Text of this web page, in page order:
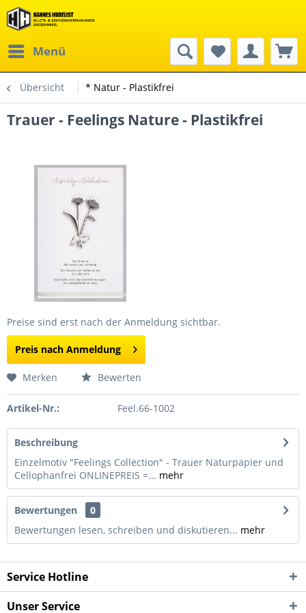
Menü
Übersicht * Natur - Plastikfrei
Trauer - Feelings Nature - Plastikfrei
Preise sind erst nach der Anmeldung sichtbar.
Preis nach Anmeldung
Merken Bewerten
Artikel-Nr.: Feel.66-1002
Beschreibung
Einzelmotiv "Feelings Collection" - Trauer Naturpapier und
Cellophanfrei ONLINEPREIS =... mehr
Bewertungen
0
Bewertungen lesen, schreiben und diskutieren... mehr
Service Hotline
Unser Service